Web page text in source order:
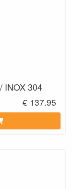
INOX 304
€ 137.95